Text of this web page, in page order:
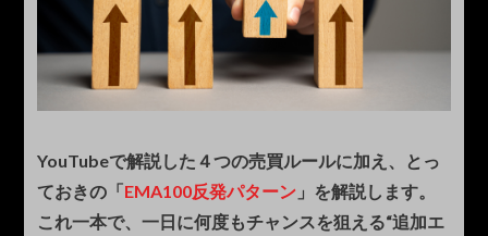
YouTubeで解説した４つの売買ルールに加え、
とっ
ておきの「EMA100反発パターン 」を解説します。
これ一本で、一日に何度もチャンスを狙える“追加エ